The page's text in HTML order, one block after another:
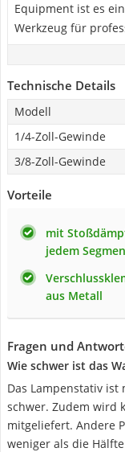
Equipment ist es
Werkzeug für
Technische Details
Modell
1/4-Zoll-Gewinde
3/8-Zoll-Gewinde
Vorteile
mit
jedem
aus Metall
Fragen und
Wie schwer ist das
Das Lampenstativ ist
schwer. Zudem wird
mitgeliefert. Andere
weniger als die